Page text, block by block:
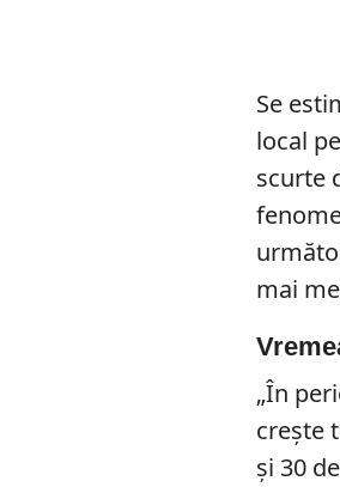
Se
local
scurte
mai
„În
crește
și 30